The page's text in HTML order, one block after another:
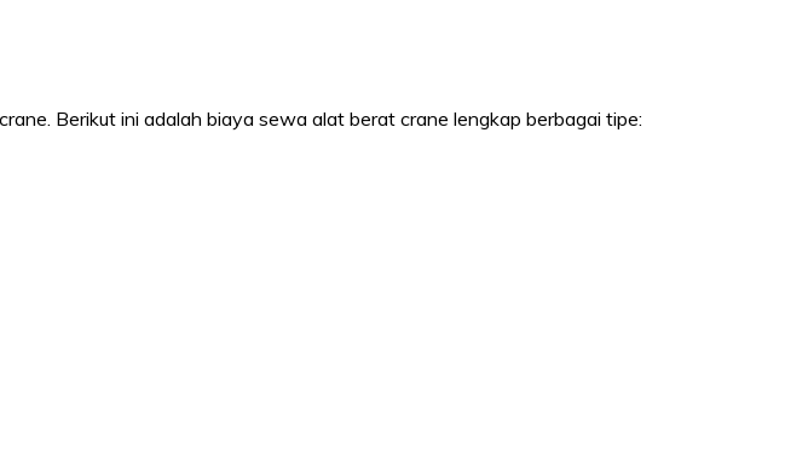
Berikut ini adalah biaya sewa alat berat crane lengkap berbagai tipe: